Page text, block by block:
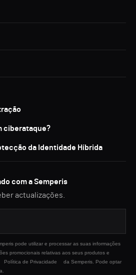
ciberataque?
da Identidade Híbrida
com a Semperis
actualizações.
pode utilizar e processar as suas informações
promocionais relativas aos seus produtos e
Política de Privacidade
da Semperis. Pode optar